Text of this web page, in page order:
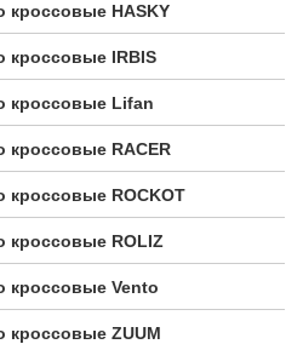
кроссовые HASKY
кроссовые IRBIS
кроссовые Lifan
RACER
ROCKOT
кроссовые ROLIZ
кроссовые Vento
кроссовые ZUUM